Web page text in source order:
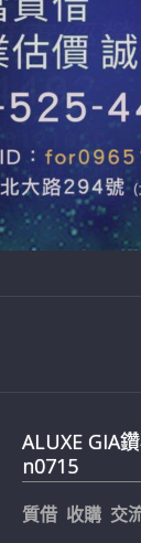
ALUXE GIA
n0715
質借 收購 交